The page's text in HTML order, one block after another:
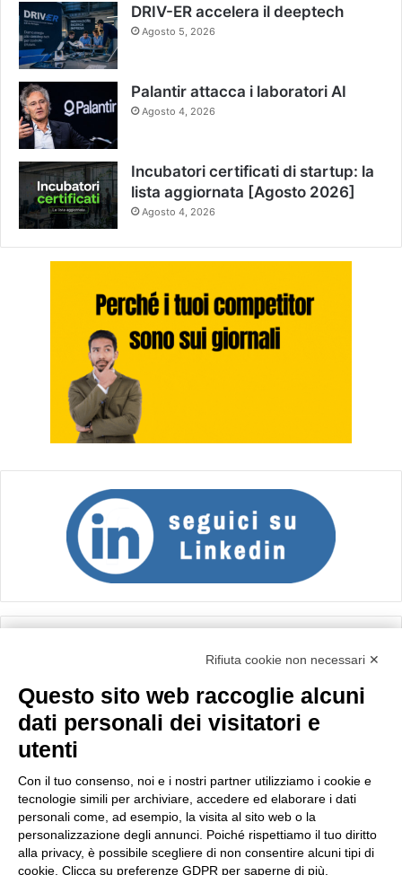
DRIV-ER accelera il deeptech
Agosto 5, 2026
Palantir attacca i laboratori AI
Agosto 4, 2026
Incubatori certificati di startup: la
lista aggiornata [Agosto 2026]
Agosto 4, 2026
Importo netto (€):
Calcola
Rifiuta cookie non necessari ✕
Questo sito web raccoglie alcuni
dati personali dei visitatori e
utenti
Con il tuo consenso, noi e i nostri partner utilizziamo i cookie e
tecnologie simili per archiviare, accedere ed elaborare i dati
personali come, ad esempio, la visita al sito web o la
personalizzazione degli annunci. Poiché rispettiamo il tuo diritto
alla privacy, è possibile scegliere di non consentire alcuni tipi di
cookie. Clicca su preferenze GDPR per saperne di più.